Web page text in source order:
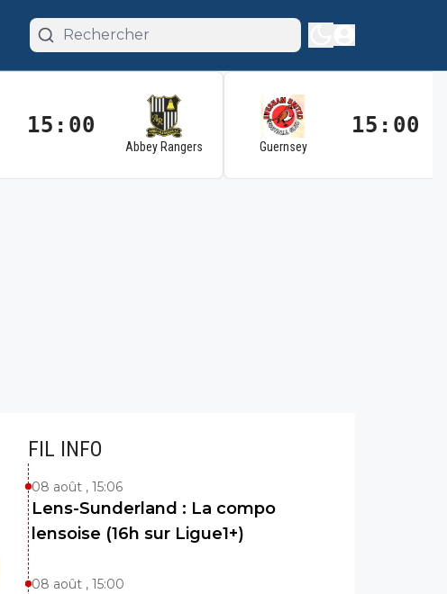
15:00
Abbey Rangers Guernsey
15:00
FIL INFO
08 août , 15:06
Lens-Sunderland : La compo
lensoise (16h sur Ligue1+)
08 août , 15:00